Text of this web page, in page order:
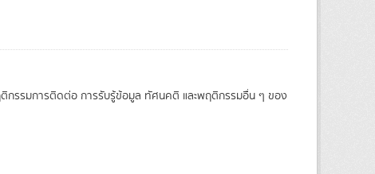
กรรมการติดต่อ การรับรู้ข้อมูล ทัศนคติ และพฤติกรรมอื่น ๆ ของ